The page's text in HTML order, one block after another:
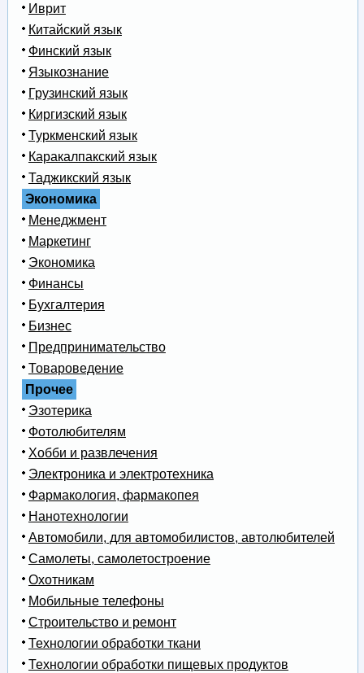
Иврит
Китайский язык
Финский язык
Языкознание
Грузинский язык
Киргизский язык
Туркменский язык
Каракалпакский язык
Таджикский язык
Экономика
Менеджмент
Маркетинг
Экономика
Финансы
Бухгалтерия
Бизнес
Предпринимательство
Товароведение
Прочее
Эзотерика
Фотолюбителям
Хобби и развлечения
Электроника и электротехника
Фармакология, фармакопея
Нанотехнологии
Автомобили, для автомобилистов, автолюбителей
Самолеты, самолетостроение
Охотникам
Мобильные телефоны
Строительство и ремонт
Технологии обработки ткани
Технологии обработки пищевых продуктов